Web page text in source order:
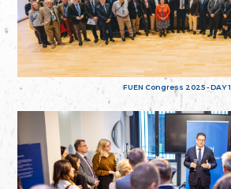
FUEN Congress 2025 - DAY 1